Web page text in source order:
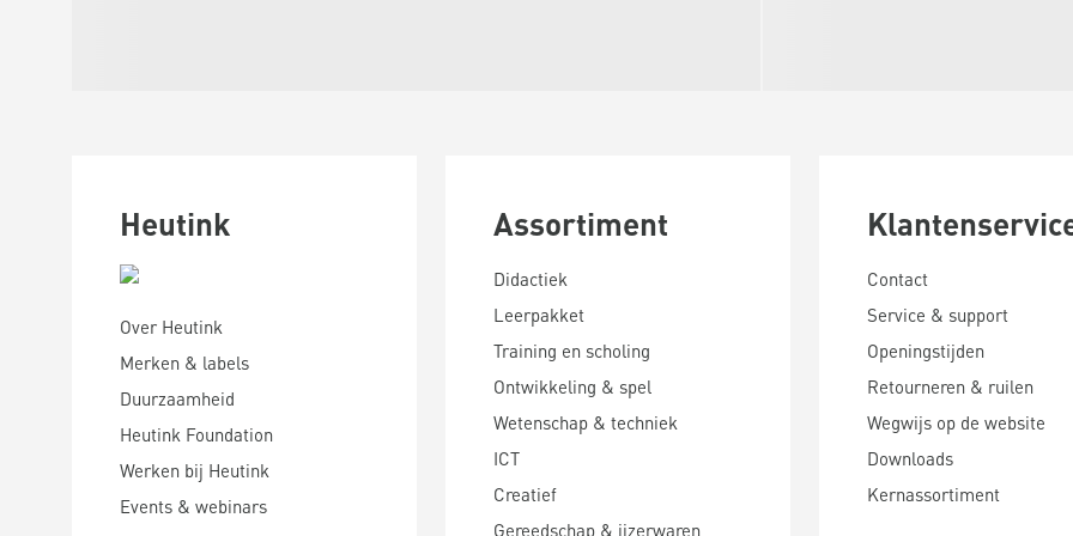
Heutink
Over Heutink
Merken & labels
Duurzaamheid
Heutink Foundation
Werken bij Heutink
Events & webinars
Assortiment
Didactiek
Leerpakket
Training en scholing
Ontwikkeling & spel
Wetenschap & techniek
ICT
Creatief
Gereedschap & ijzerwaren
Contact
Service & support
Openingstijden
Retourneren & ruilen
Wegwijs op de website
Downloads
Kernassortiment